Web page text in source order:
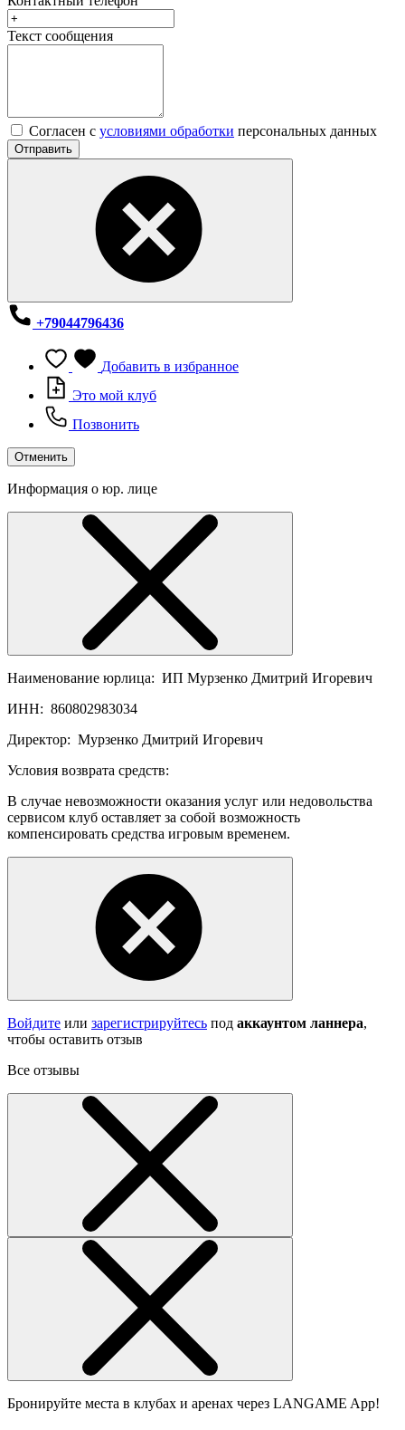
Текст сообщения
Согласен с условиями обработки персональных данных
Отправить
+79044796436
Добавить в избранное
Это мой клуб
Позвонить
Отменить
Информация о юр. лице
Наименование юрлица: ИП Мурзенко Дмитрий Игоревич
ИНН: 860802983034
Директор: Мурзенко Дмитрий Игоревич
Условия возврата средств:
В случае невозможности оказания услуг или недовольства
сервисом клуб оставляет за собой возможность
компенсировать средства игровым временем.
Войдите или зарегистрируйтесь под аккаунтом ланнера,
чтобы оставить отзыв
Все отзывы
Бронируйте места в клубах и аренах через LANGAME App!